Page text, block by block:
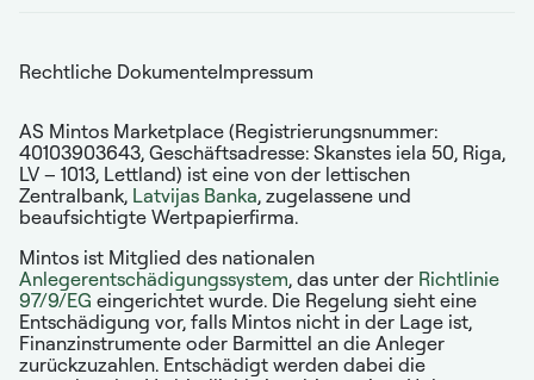
Rechtliche DokumenteImpressum
AS Mintos Marketplace (Registrierungsnummer:
40103903643, Geschäftsadresse: Skanstes iela 50, Riga,
LV – 1013, Lettland) ist eine von der lettischen
Zentralbank, Latvijas Banka, zugelassene und
beaufsichtigte Wertpapierfirma.
Mintos ist Mitglied des nationalen
Anlegerentschädigungssystem, das unter der Richtlinie
97/9/EG eingerichtet wurde. Die Regelung sieht eine
Entschädigung vor, falls Mintos nicht in der Lage ist,
Finanzinstrumente oder Barmittel an die Anleger
zurückzuzahlen. Entschädigt werden dabei die